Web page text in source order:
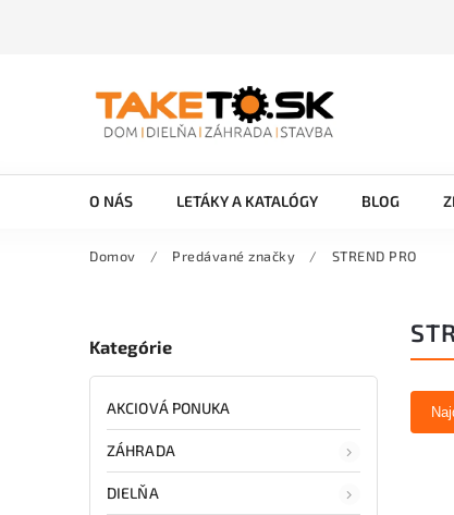
O NÁS LETÁKY A KATALÓGY BLOG
Domov / Predávané značky / STREND PRO
Kategórie
AKCIOVÁ PONUKA
ZÁHRADA
DIELŇA